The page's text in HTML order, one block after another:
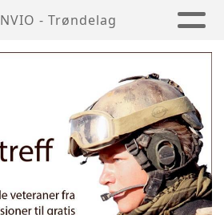
NVIO - Trøndelag